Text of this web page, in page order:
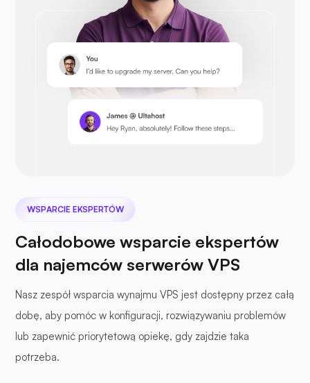
Prestashop
Następna chmura
Plik morski
Fotopryzmat
WSPARCIE EKSPERTÓW
Całodobowe wsparcie ekspertów
dla najemców serwerów VPS
Nasz zespół wsparcia wynajmu VPS jest dostępny przez całą
dobę, aby pomóc w konfiguracji, rozwiązywaniu problemów
lub zapewnić priorytetową opiekę, gdy zajdzie taka
potrzeba.